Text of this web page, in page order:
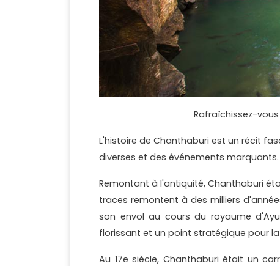
Rafraîchissez-
L'histoire de Chanthaburi est un récit
diverses et des événements marquants.
Remontant à l'antiquité, Chanthaburi
traces remontent à des milliers
son envol au cours du royaume
florissant et un point stratégique pour
Au 17e siècle, Chanthaburi était un